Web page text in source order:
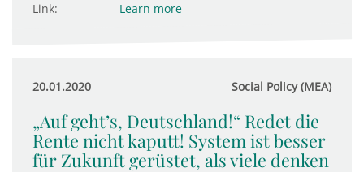
Link:
Learn more
20.01.2020 Social Policy (MEA)
„Auf geht’s, Deutschland!“ Redet die
Rente nicht kaputt! System ist besser
für Zukunft gerüstet, als viele denken